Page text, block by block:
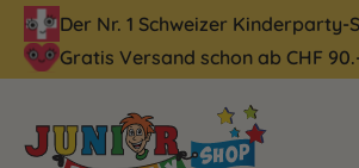
springen
Der Nr. 1 Schweizer Kinderparty-
Gratis Versand schon ab CHF